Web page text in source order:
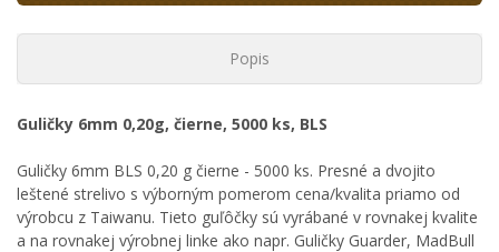
Popis
Guličky 6mm 0,20g, čierne, 5000 ks, BLS
Guličky 6mm BLS 0,20 g čierne - 5000 ks. Presné a dvojito
leštené strelivo s výborným pomerom cena/kvalita priamo od
výrobcu z Taiwanu. Tieto guľôčky sú vyrábané v rovnakej kvalite
a na rovnakej výrobnej linke ako napr. Guličky Guarder, MadBull